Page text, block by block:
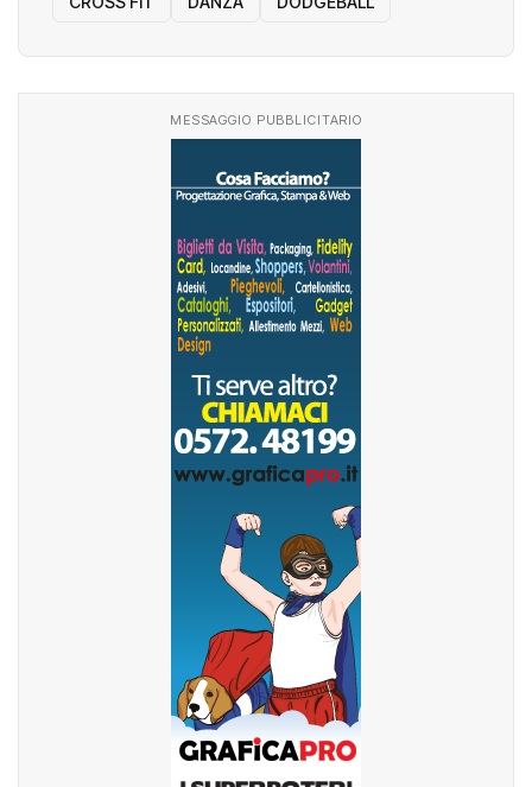
MESSAGGIO PUBBLICITARIO